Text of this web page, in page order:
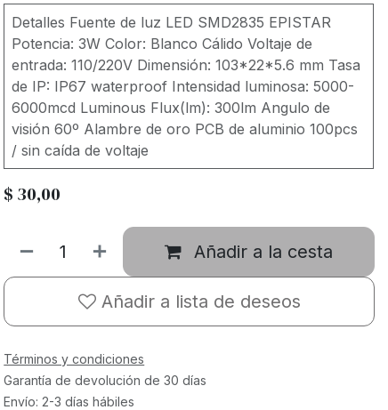
Detalles Fuente de luz LED SMD2835 EPISTAR
Potencia: 3W Color: Blanco Cálido Voltaje de
entrada: 110/220V Dimensión: 103*22*5.6 mm Tasa
de IP: IP67 waterproof Intensidad luminosa: 5000-
6000mcd Luminous Flux(lm): 300lm Angulo de
visión 60º Alambre de oro PCB de aluminio 100pcs
/ sin caída de voltaje
$ 30,00
Añadir a la cesta
Añadir a lista de deseos
Términos y condiciones
Garantía de devolución de 30 días
Envío: 2-3 días hábiles